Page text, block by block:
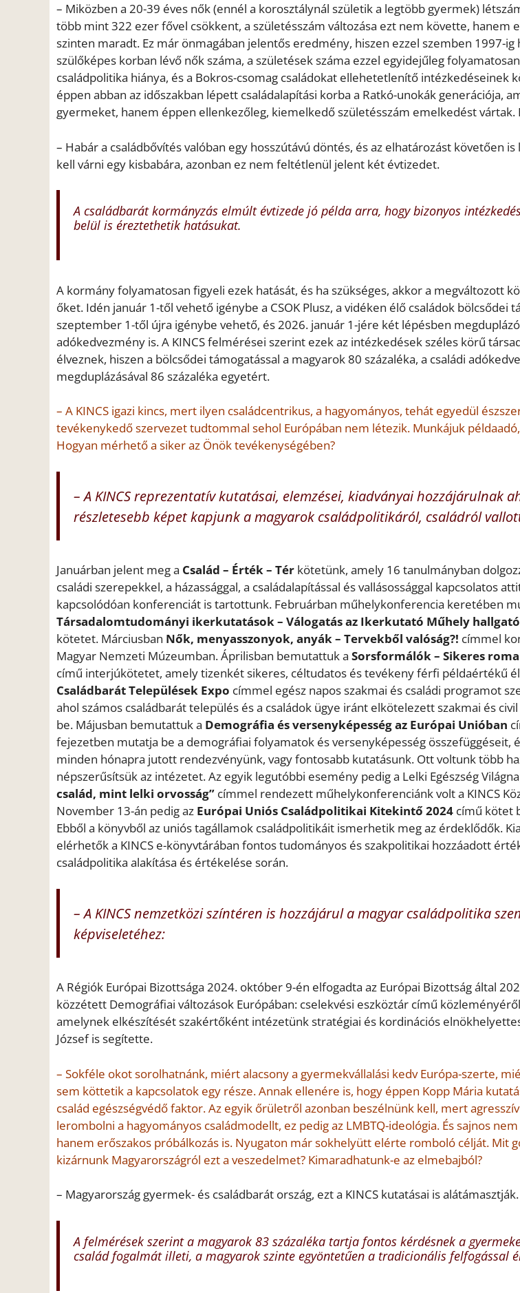
– Miközben a 20-39 éves nők (ennél a korosztálynál születik a legtöbb gyermek)
több mint 322 ezer fővel csökkent, a születésszám változása ezt nem követte, hanem
szinten maradt. Ez már önmagában jelentős eredmény, hiszen ezzel szemben 1997-
szülőképes korban lévő nők száma, a születések száma ezzel egyidejűleg
családpolitika hiánya, és a Bokros-csomag családokat ellehetetlenítő intézkedéseinek
éppen abban az időszakban lépett családalapítási korba a Ratkó-unokák generációja,
gyermeket, hanem éppen ellenkezőleg, kiemelkedő születésszám emelkedést vártak.
– Habár a családbővítés valóban egy hosszútávú döntés, és az elhatározást követően
kell várni egy kisbabára, azonban ez nem feltétlenül jelent két évtizedet.
A családbarát kormányzás elmúlt évtizede jó példa arra, hogy bizonyos
belül is éreztethetik hatásukat.
A kormány folyamatosan figyeli ezek hatását, és ha szükséges, akkor a megváltozott
őket. Idén január 1-től vehető igénybe a CSOK Plusz, a vidéken élő családok bölcsődei
szeptember 1-től újra igénybe vehető, és 2026. január 1-jére két lépésben
adókedvezmény is. A KINCS felmérései szerint ezek az intézkedések széles körű
élveznek, hiszen a bölcsődei támogatással a magyarok 80 százaléka, a családi
megduplázásával 86 százaléka egyetért.
– A KINCS igazi kincs, mert ilyen családcentrikus, a hagyományos, tehát egyedül
tevékenykedő szervezet tudtommal sehol Európában nem létezik. Munkájuk
Hogyan mérhető a siker az Önök tevékenységében?
– A KINCS reprezentatív kutatásai, elemzései, kiadványai hozzájárulnak
részletesebb képet kapjunk a magyarok családpolitikáról, családról
Januárban jelent meg a Család – Érték – Tér kötetünk, amely 16 tanulmányban
családi szerepekkel, a házassággal, a családalapítással és vallásossággal kapcsolatos
kapcsolódóan konferenciát is tartottunk. Februárban műhelykonferencia keretében
Társadalomtudományi ikerkutatások – Válogatás az Ikerkutató Műhely
kötetet. Márciusban Nők, menyasszonyok, anyák – Tervekből valóság?! címmel
Magyar Nemzeti Múzeumban. Áprilisban bemutattuk a Sorsformálók – Sikeres
című interjúkötetet, amely tizenkét sikeres, céltudatos és tevékeny férfi példaértékű
Családbarát Települések Expo címmel egész napos szakmai és családi programot
ahol számos családbarát település és a családok ügye iránt elkötelezett szakmai és
be. Májusban bemutattuk a Demográfia és versenyképesség az Európai Unióban
fejezetben mutatja be a demográfiai folyamatok és versenyképesség összefüggéseit,
minden hónapra jutott rendezvényünk, vagy fontosabb kutatásunk. Ott voltunk több
népszerűsítsük az intézetet. Az egyik legutóbbi esemény pedig a Lelki Egészség
család, mint lelki orvosság” címmel rendezett műhelykonferenciánk volt a KINCS
November 13-án pedig az Európai Uniós Családpolitikai Kitekintő 2024 című kötet
Ebből a könyvből az uniós tagállamok családpolitikáit ismerhetik meg az érdeklődők.
elérhetők a KINCS e-könyvtárában fontos tudományos és szakpolitikai hozzáadott
családpolitika alakítása és értékelése során.
– A KINCS nemzetközi színtéren is hozzájárul a magyar családpolitika
képviseletéhez:
A Régiók Európai Bizottsága 2024. október 9-én elfogadta az Európai Bizottság által
közzétett Demográfiai változások Európában: cselekvési eszköztár című
amelynek elkészítését szakértőként intézetünk stratégiai és kordinációs
József is segítette.
– Sokféle okot sorolhatnánk, miért alacsony a gyermekvállalási kedv Európa-szerte,
sem köttetik a kapcsolatok egy része. Annak ellenére is, hogy éppen Kopp Mária
család egészségvédő faktor. Az egyik őrületről azonban beszélnünk kell, mert
lerombolni a hagyományos családmodellt, ez pedig az LMBTQ-ideológia. És sajnos
hanem erőszakos próbálkozás is. Nyugaton már sokhelyütt elérte romboló célját. Mit
kizárnunk Magyarországról ezt a veszedelmet? Kimaradhatunk-e az elmebajból?
– Magyarország gyermek- és családbarát ország, ezt a KINCS kutatásai is alátámasztják.
A felmérések szerint a magyarok 83 százaléka tartja fontos kérdésnek a
család fogalmát illeti, a magyarok szinte egyöntetűen a tradicionális felfogással